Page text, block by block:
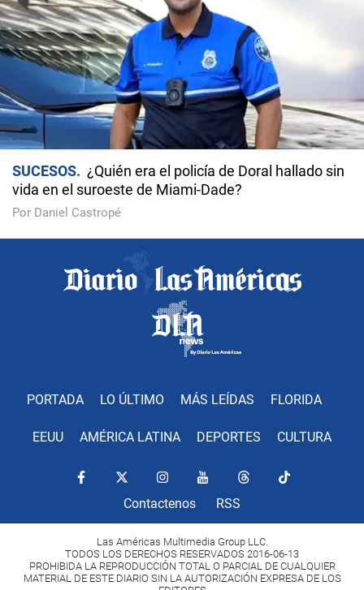
SUCESOS
¿Quién era el policía de Doral hallado sin
vida en el suroeste de Miami-Dade?
Por Daniel Castropé
PORTADA LO ÚLTIMO MÁS LEÍDAS FLORIDA
EEUU AMÉRICA LATINA DEPORTES CULTURA
Contactenos RSS
Las Américas Multimedia Group LLC.
TODOS LOS DERECHOS RESERVADOS 2016-06-13
PROHIBIDA LA REPRODUCCIÓN TOTAL O PARCIAL DE CUALQUIER
MATERIAL DE ESTE DIARIO SIN LA AUTORIZACIÓN EXPRESA DE LOS